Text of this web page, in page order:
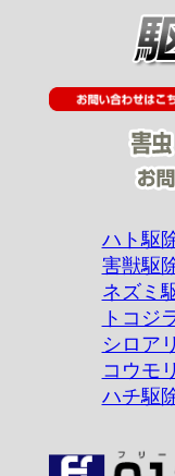
ハト駆
害獣駆
ネズミ
トコジ
シロア
コウモ
ハチ駆